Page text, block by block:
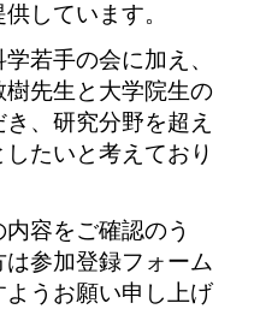
しています。
若手の会に加え、
先生と大学院生の
、研究分野を超え
たいと考えており
容をご確認のう
参加登録フォーム
うお願い申し上げ